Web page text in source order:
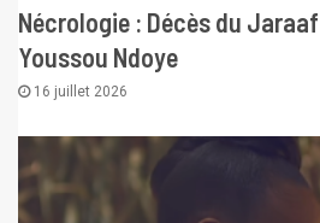
Nécrologie : Décès du
Youssou Ndoye
16 juillet 2026